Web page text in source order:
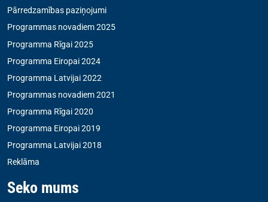
Pārredzamības paziņojumi
Programmas novadiem 2025
Programma Rīgai 2025
Programma Eiropai 2024
Programma Latvijai 2022
Programmas novadiem 2021
Programma Rīgai 2020
Programma Eiropai 2019
Programma Latvijai 2018
Reklāma
Seko mums